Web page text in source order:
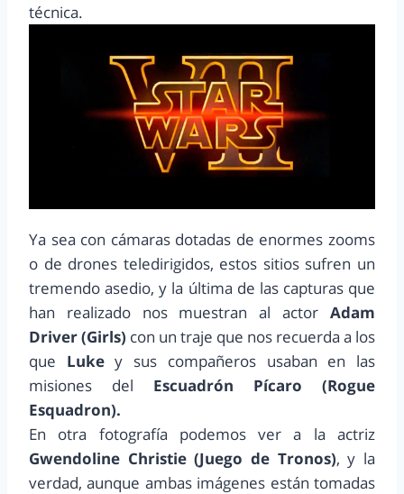
técnica.
Ya sea con cámaras dotadas de enormes zooms
o de drones teledirigidos, estos sitios sufren un
tremendo asedio, y la última de las capturas que
han realizado nos muestran al actor Adam
Driver (Girls) con un traje que nos recuerda a los
que Lukey sus compañeros usaban en las
misiones del Escuadrón Pícaro (Rogue
Esquadron).
En otra fotografía podemos ver a la actriz
Gwendoline Christie (Juego de Tronos), y la
verdad, aunque ambas imágenes están tomadas